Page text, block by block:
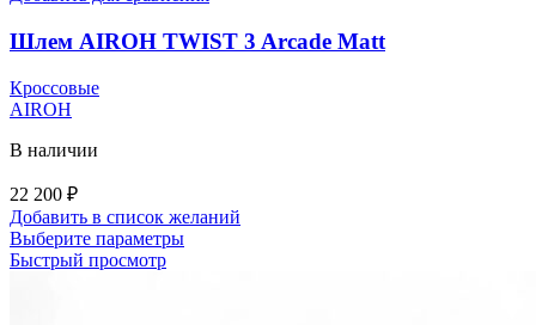
Шлем AIROH TWIST 3 Arcade Matt
Кроссовые
AIROH
В наличии
22 200 ₽
Добавить в список желаний
Выберите параметрыЭтот
Быстрый просмотр